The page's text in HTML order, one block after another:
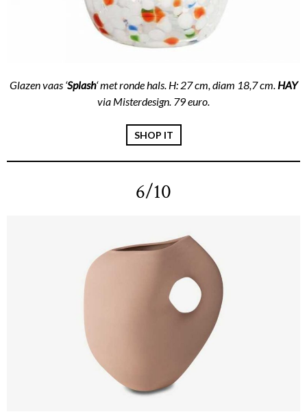
Glazen vaas ‘Splash‘ met ronde hals. H: 27 cm, diam 18,7 cm. HAY
via Misterdesign. 79 euro.
SHOP IT
6/10